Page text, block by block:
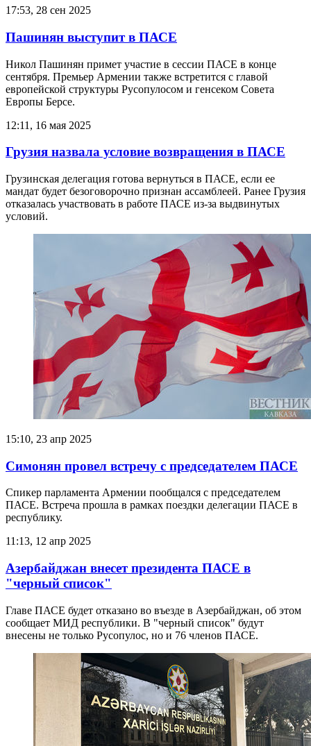
17:53, 28 сен 2025
Пашинян выступит в ПАСЕ
Никол Пашинян примет участие в сессии ПАСЕ в конце
сентября. Премьер Армении также встретится с главой
европейской структуры Русопулосом и генсеком Совета
Европы Берсе.
12:11, 16 мая 2025
Грузия назвала условие возвращения в ПАСЕ
Грузинская делегация готова вернуться в ПАСЕ, если ее
мандат будет безоговорочно признан ассамблеей. Ранее Грузия
отказалась участвовать в работе ПАСЕ из-за выдвинутых
условий.
15:10, 23 апр 2025
Симонян провел встречу с председателем ПАСЕ
Спикер парламента Армении пообщался с председателем
ПАСЕ. Встреча прошла в рамках поездки делегации ПАСЕ в
республику.
11:13, 12 апр 2025
Азербайджан внесет президента ПАСЕ в
"черный список"
Главе ПАСЕ будет отказано во въезде в Азербайджан, об этом
сообщает МИД республики. В "черный список" будут
внесены не только Русопулос, но и 76 членов ПАСЕ.